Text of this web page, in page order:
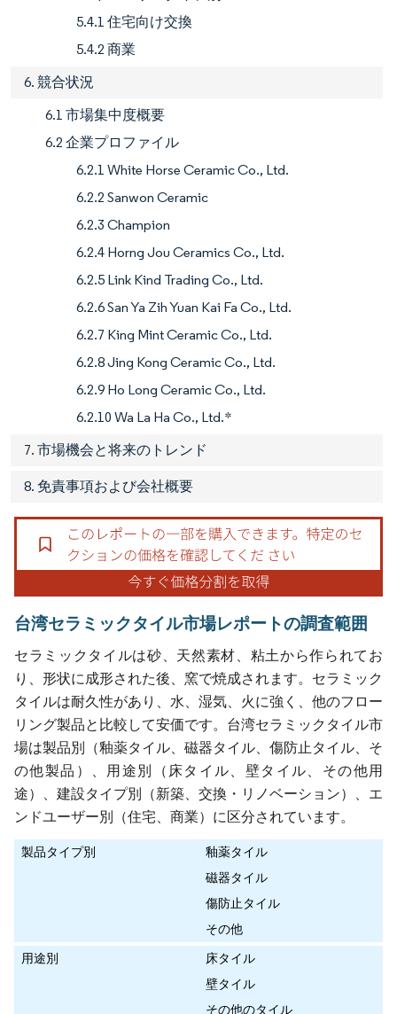
5.4.1 住宅向け交換
5.4.2 商業
6. 競合状況
6.1 市場集中度概要
6.2 企業プロファイル
6.2.1 White Horse Ceramic Co., Ltd.
6.2.2 Sanwon Ceramic
6.2.3 Champion
6.2.4 Horng Jou Ceramics Co., Ltd.
6.2.5 Link Kind Trading Co., Ltd.
6.2.6 San Ya Zih Yuan Kai Fa Co., Ltd.
6.2.7 King Mint Ceramic Co., Ltd.
6.2.8 Jing Kong Ceramic Co., Ltd.
6.2.9 Ho Long Ceramic Co., Ltd.
6.2.10 Wa La Ha Co., Ltd.*
7. 市場機会と将来のトレンド
8. 免責事項および会社概要
台湾セラミックタイル市場レポートの調査範囲
セラミックタイルは砂、天然素材、粘土から作られてお
り、形状に成形された後、窯で焼成されます。セラミック
タイルは耐久性があり、水、湿気、火に強く、他のフロー
リング製品と比較して安価です。台湾セラミックタイル市
場は製品別（釉薬タイル、磁器タイル、傷防止タイル、そ
の他製品）、用途別（床タイル、壁タイル、その他用
途）、建設タイプ別（新築、交換・リノベーション）、エ
ンドユーザー別（住宅、商業）に区分されています。
製品タイプ別
釉薬タイル
磁器タイル
傷防止タイル
その他
用途別
床タイル
壁タイル
その他のタイル